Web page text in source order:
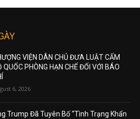
VIỆN DÂN CHỦ ĐƯA LUẬT CẤM
QUỐC PHÒNG HẠN CHẾ ĐỐI VỚI BÁO
6, 2026
Trump Đã Tuyên Bố “Tình Trạng Khẩn